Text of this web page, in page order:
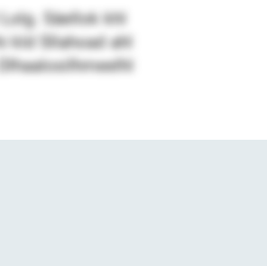
Säellok khl
kld Sllahoad ahl